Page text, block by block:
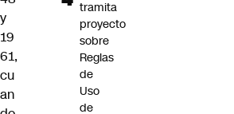
y
19
61,
cu
an
tramita
proyecto
sobre
Reglas
de
Uso
de